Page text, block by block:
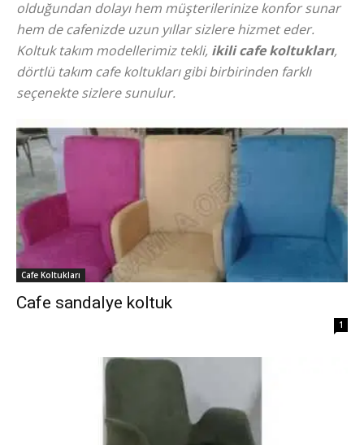
olduğundan dolayı hem müşterilerinize konfor sunar
hem de cafenizde uzun yıllar sizlere hizmet eder.
Koltuk takım modellerimiz tekli, ikili cafe koltukları,
dörtlü takım cafe koltukları gibi birbirinden farklı
seçenekte sizlere sunulur.
Cafe Koltukları
Cafe sandalye koltuk
1